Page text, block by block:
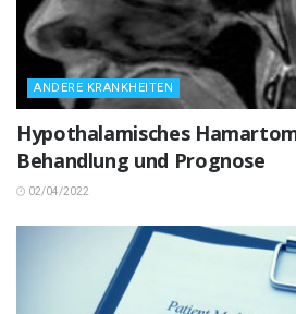
ANDERE KRANKHEITEN
Hypothalamisches
Behandlung und Prognose
02/04/2022